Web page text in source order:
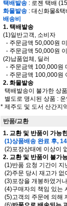
택배발송 : 로젠 택배
화물발송 : 대신화물&
배송비
1. 택배발송
(1)일반고객, 소비자
- 주문금액 50,000원
- 주문금액 50,000원
(2)납품업체, 딜러
- 주문금액 100,000원
- 주문금액 100,000원
2. 화물발송
택배발송이 불가한 상
별도로 명시된 상품 :
* 제주도 및 도서 산간지
반품/교환
1. 교환 및 반품이 가능
(1)상품배송 완료 후,
(2)포장상태에 이상이
2. 교환 및 반품이 불가
(1)반품 요청 기간이 지
(2)주문 당시 재고가 없
(3)포장을 개봉하였거
(4)구매자의 책임 있는
(5)고객의 주문에 의해